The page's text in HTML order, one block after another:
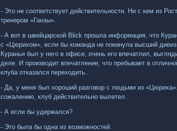
- Это не соответствует действительности. Ни с кем из
тренером «Ганзы».
- А вот в швейцарской Blick прошла информация, что
с «Цюрихом», если бы команда не покинула высший
Кураньи был у него в офисе, очень его впечатлил,
деле. И производит впечатление, что пребывает в
клуба отказался переходить.
- Да, у меня был хороший разговор с людьми из
сожалению, клуб действительно вылетел.
- А если бы удержался?
- Это была бы одна из возможностей.